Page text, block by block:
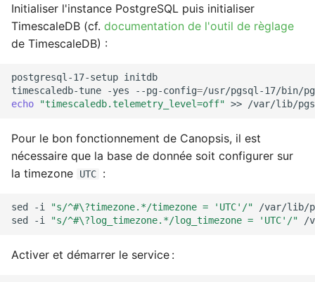
Initialiser l'instance PostgreSQL puis initialiser
TimescaleDB (cf. documentation de l'outil de règlage
de TimescaleDB) :
postgresql-17-setup initdb
timescaledb-tune
-yes --pg-config=
echo
"timescaledb.telemetry_level=off" >>
Pour le bon fonctionnement de Canopsis, il est
nécessaire que la base de donnée soit configurer sur
la timezone
UTC :
sed -i "s/^#\?timezone.*/timezone = 'UTC'/"
/var/lib/
sed
-i "s/^#\?log_timezone.*/log_timezone = 'UTC'/"
Activer et démarrer le service :